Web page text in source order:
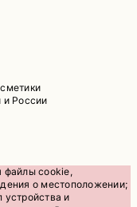
и России
файлы cookie,
о местоположении;
устройства и